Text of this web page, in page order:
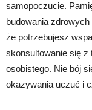
samopoczucie.
budowania
że potrzebujesz
skonsultowanie się z
osobistego. Nie bój
okazywania uczuć i